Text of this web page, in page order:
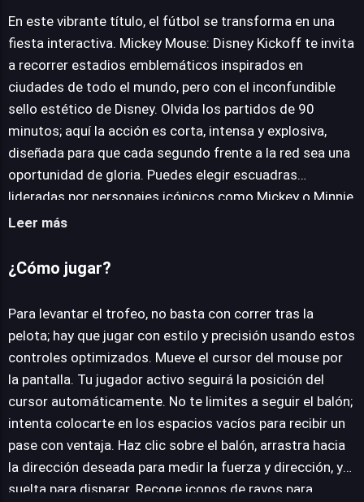
JUEGALO AHORA
En este vibrante título, el fútbol se transforma en una
fiesta interactiva. Mickey Mouse: Disney Kickoff te invita
a recorrer estadios emblemáticos inspirados en
ciudades de todo el mundo, pero con el inconfundible
sello estético de Disney. Olvida los partidos de 90
minutos; aquí la acción es corta, intensa y explosiva,
diseñada para que cada segundo frente a la red sea una
oportunidad de gloria. Puedes elegir escuadras
lideradas por personajes icónicos como Mickey o Minnie,
cada uno aportando esa energía clásica que hace que el
No solo se trata de patear el balón; deberás gestionar
como acelerones que dejan atrás a la defensa o mejoras
temporales que aseguran que tu disparo sea imparable.
Con una atmósfera animada y un ritmo que no te da
respiro, es la mezcla perfecta entre habilidad técnica y
diversión arcade.
Leer más
¿Cómo jugar?
Para levantar el trofeo, no basta con correr tras la
pelota; hay que jugar con estilo y precisión usando estos
controles optimizados. Mueve el cursor del mouse por
la pantalla. Tu jugador activo seguirá la posición del
cursor automáticamente. No te limites a seguir el balón;
intenta colocarte en los espacios vacíos para recibir un
pase con ventaja. Haz clic sobre el balón, arrastra hacia
la dirección deseada para medir la fuerza y dirección, y
suelta para disparar. Recoge iconos de rayos para